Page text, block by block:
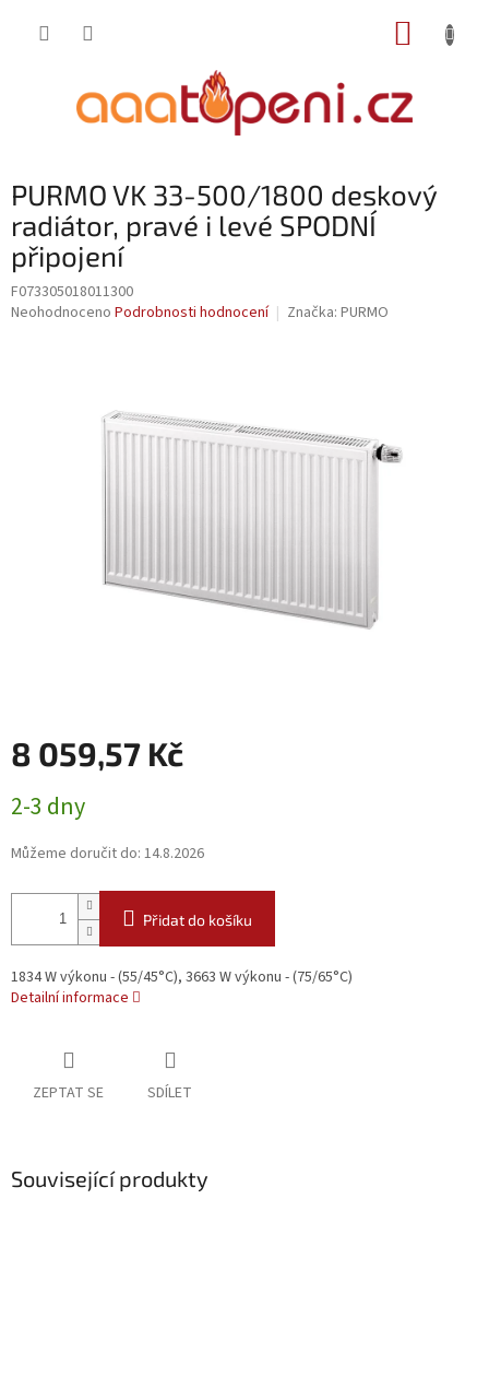
PURMO VK 33-500/1800 deskový
radiátor, pravé i levé SPODNÍ
připojení
F073305018011300
Průměrné
Neohodnoceno Podrobnosti hodnocení Značka: PURMO
8 059,57 Kč
cena:
2-3 dny
Můžeme doručit do: 14.8.2026
Přidat do košíku
1834 W výkonu - (55/45°C), 3663 W výkonu - (75/65°C)
Detailní informace
ZEPTAT SE SDÍLET
Související produkty